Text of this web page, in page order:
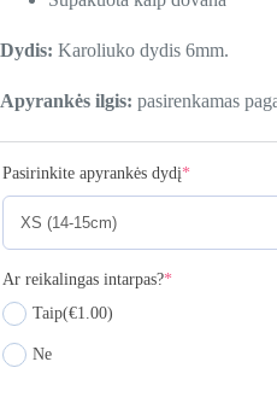
Dydis: Karoliuko dydis 6mm.
Apyrankės ilgis: pasirenkamas
Pasirinkite apyrankės dydį*
Ar reikalingas intarpas?*
Taip(€1.00)
Ne